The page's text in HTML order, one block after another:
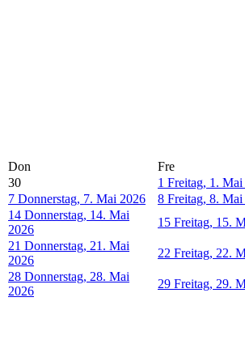
Don Fre
30 1 Freitag, 1.
7 Donnerstag, 7. Mai 2026 8 Freitag, 8.
14 Donnerstag, 14. Mai
2026
15 Freitag, 15.
21 Donnerstag, 21. Mai
2026
22 Freitag, 22.
28 Donnerstag, 28. Mai
2026
29 Freitag, 29.